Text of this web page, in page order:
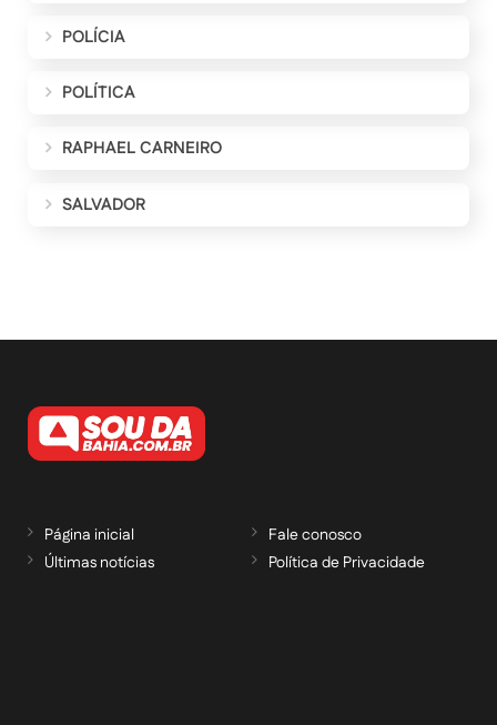
POLÍCIA
POLÍTICA
RAPHAEL CARNEIRO
SALVADOR
Página inicial
Últimas notícias
Fale conosco
Política de Privacidade